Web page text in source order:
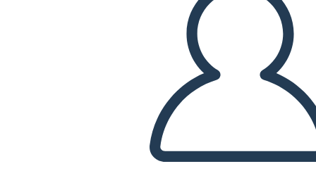
ESITA SLAIDIESITLUST
LOE MULLE